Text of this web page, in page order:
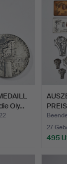
Oly…
27
495